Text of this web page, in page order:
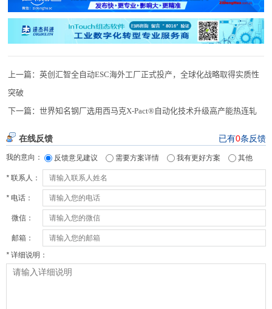
上一篇：英创汇智全自动ESC海外工厂正式投产，全球化战略取得实质性
突破
下一篇：世界知名钢厂选用西马克X-Pact®自动化技术升级高产能热连轧